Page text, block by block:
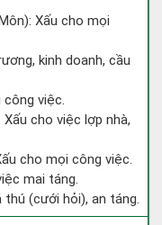
Xấu cho mọi
kinh doanh, cầu
công việc.
cho việc lợp nhà,
cho mọi công việc.
mai táng.
thú (cưới hỏi), an táng.